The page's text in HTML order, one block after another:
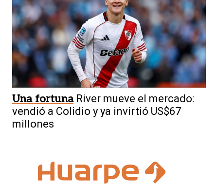
Una fortuna River mueve el mercado:
vendió a Colidio y ya invirtió US$67
millones